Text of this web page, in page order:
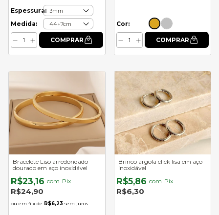
Espessura:
Medida:
Cor:
Bracelete Liso arredondado
dourado em aço inoxidável
R$23,16 com Pix
R$24,90
4 x de R$6,23 sem juros
Brinco argola click lisa em aço
inoxidável
R$5,86 com Pix
R$6,30